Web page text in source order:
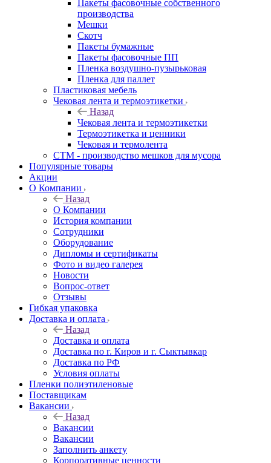
Пакеты фасовочные собственного
производства
Мешки
Скотч
Пакеты бумажные
Пакеты фасовочные ПП
Пленка воздушно-пузырьковая
Пленка для паллет
Пластиковая мебель
Чековая лента и термоэтикетки
Назад
Чековая лента и термоэтикетки
Термоэтикетка и ценники
Чековая и термолента
СТМ - производство мешков для мусора
Популярные товары
Акции
О Компании
Назад
О Компании
История компании
Сотрудники
Оборудование
Дипломы и сертификаты
Фото и видео галерея
Новости
Вопрос-ответ
Отзывы
Гибкая упаковка
Доставка и оплата
Назад
Доставка и оплата
Доставка по г. Киров и г. Сыктывкар
Доставка по РФ
Условия оплаты
Пленки полиэтиленовые
Поставщикам
Вакансии
Назад
Вакансии
Вакансии
Заполнить анкету
Корпоративные ценности